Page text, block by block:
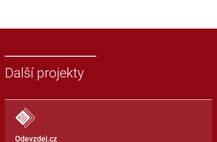
Další projekty
Odevzdej.cz